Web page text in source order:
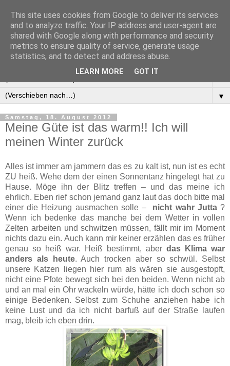
Manus Testwelt, alles
außer langweilig
▼
Samstag, 18. August 2012
Meine Güte ist das warm!! Ich will
meinen Winter zurück
Alles ist immer am jammern das es zu kalt ist, nun ist es echt
ZU heiß. Wehe dem der einen Sonnentanz hingelegt hat zu
Hause. Möge ihn der Blitz treffen – und das meine ich
ehrlich. Eben rief schon jemand ganz laut das doch bitte mal
einer die Heizung ausmachen solle – nicht wahr Jutta ?
Wenn ich bedenke das manche bei dem Wetter in vollen
Zelten arbeiten und schwitzen müssen, fällt mir im Moment
nichts dazu ein. Auch kann mir keiner erzählen das es früher
genau so heiß war. Heiß bestimmt, aber das Klima war
anders als heute. Auch trocken aber so schwül. Selbst
unsere Katzen liegen hier rum als wären sie ausgestopft,
nicht eine Pfote bewegt sich bei den beiden. Wenn nicht ab
und an mal ein Ohr wackeln würde, hätte ich doch schon so
einige Bedenken. Selbst zum Schuhe anziehen habe ich
keine Lust und da ich nicht barfuß auf der Straße laufen
mag, bleib ich eben drin.
This site uses cookies from Google to deliver its services
and to analyze traffic. Your IP address and user-agent are
shared with Google along with performance and security
metrics to ensure quality of service, generate usage
statistics, and to detect and address abuse.
LEARN MORE GOT IT